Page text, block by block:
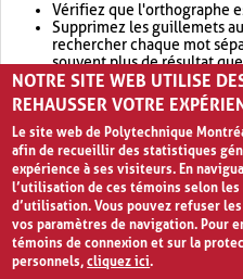
Vérifiez que l'orthographe
Supprimez les guillemets
rechercher chaque mot
souvent plus de résultat
Envisagez d'élargir votre
retournera souvent plus de
NOTRE SITE WEB UTILISE
REHAUSSER VOTRE
Le site web de Polytechnique
afin de recueillir des statistiques
expérience à ses visiteurs. En
l’utilisation de ces témoins selon
d’utilisation. Vous pouvez refuser
vos paramètres de navigation. Pour
témoins de connexion et sur la
personnels,cliquez ici.